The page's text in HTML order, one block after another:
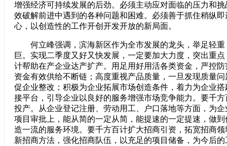
增强经济可持续发展的后劲。必须主动应对面临的压力和
效破解前进中遇到的各种问题和困难。必须善于抓住稍纵
心，以创造性的工作开创开发开放的新局面。
何立峰强调，滨海新区作为全市发展的龙头，举足轻重
巨。实现二季度又好又快发展，一定要加大力度，突出重
计帮助在产企业达产扩产。用足用好用活各类资金，严控
资金有效供给不断链；高度重视产品质量，一旦发现质量
促企业整改；积极为企业拓展市场创造条件，着力为企业
接平台，引导企业以良好的服务增强市场竞争能力。要千
投产。从企业登记注册、劳动用工、户口落地等方面，为
项目审批上，能从简的一定从简，能提速的一定提速，做
造一流的服务环境。要千方百计扩大招商引资，拓宽招商
新招商方法，强化招商队伍，以充足的项目储备，为今后